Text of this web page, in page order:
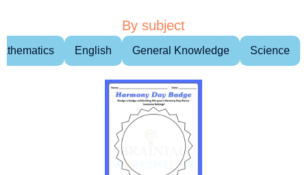
By subject
English General Knowledge Science